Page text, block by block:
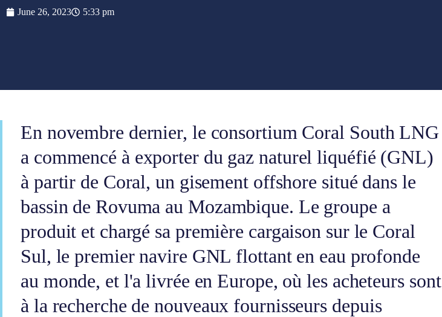
June 26, 2023 5:33 pm
En novembre dernier, le consortium Coral South LNG
a commencé à exporter du gaz naturel liquéfié (GNL)
à partir de Coral, un gisement offshore situé dans le
bassin de Rovuma au Mozambique. Le groupe a
produit et chargé sa première cargaison sur le Coral
Sul, le premier navire GNL flottant en eau profonde
au monde, et l'a livrée en Europe, où les acheteurs sont
à la recherche de nouveaux fournisseurs depuis